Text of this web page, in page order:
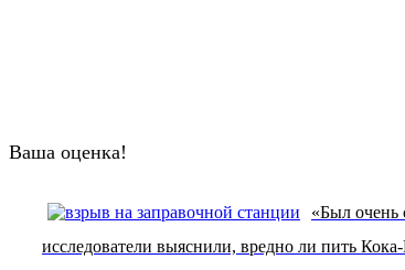
Ваша оценка!
«Был очень
исследователи выяснили, вредно ли пить